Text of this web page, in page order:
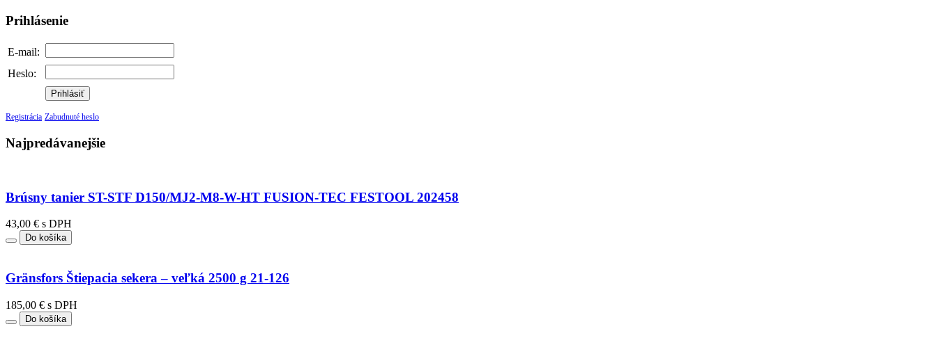
Prihlásenie
E-mail:
Heslo:
Prihlásiť
Registrácia Zabudnuté heslo
Najpredávanejšie
Brúsny tanier ST-STF D150/MJ2-M8-W-HT FUSION-TEC FESTOOL 202458
43,00 € s DPH
Do košíka
Gränsfors Štiepacia sekera – veľká 2500 g 21-126
185,00 € s DPH
Do košíka